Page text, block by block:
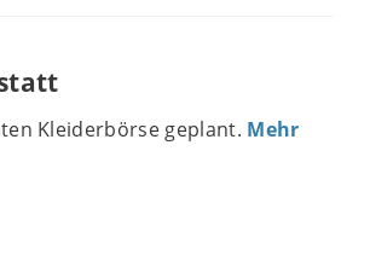
Kleiderbörse geplant. Mehr